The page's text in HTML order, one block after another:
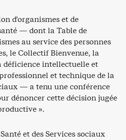
d’organismes et de
— dont la Table de
au service des personnes
le Collectif Bienvenue, la
déficience intellectuelle et
et technique de la
— a tenu une conférence
dénoncer cette décision jugée
».
et des Services sociaux